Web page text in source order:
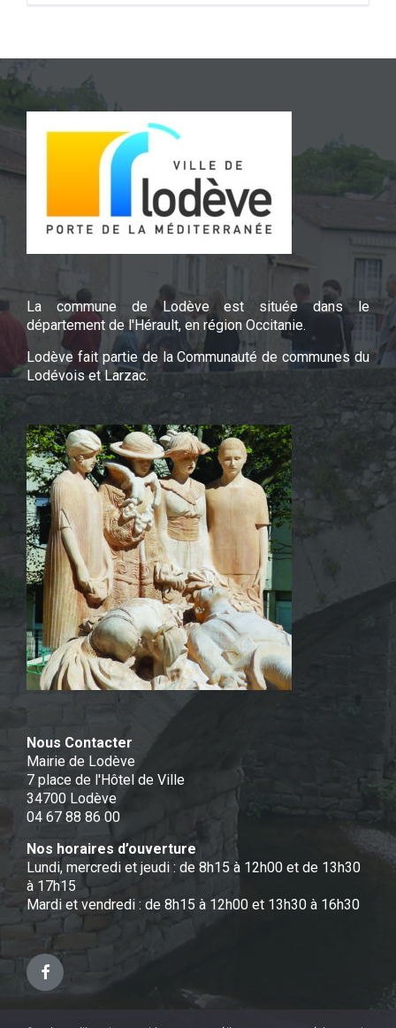
La commune de Lodève est située dans le
département de l'Hérault, en région Occitanie.
Lodève fait partie de la Communauté de communes du
Lodévois et Larzac.
Nous Contacter
Mairie de Lodève
7 place de l'Hôtel de Ville
34700 Lodève
04 67 88 86 00
Nos horaires d’ouverture
Lundi, mercredi et jeudi : de 8h15 à 12h00 et de 13h30
à 17h15
Mardi et vendredi : de 8h15 à 12h00 et 13h30 à 16h30
Facebook